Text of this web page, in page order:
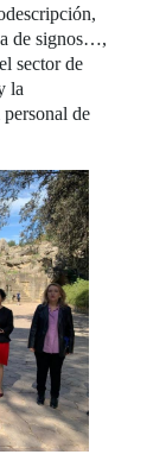
de signos…,
sector de
la
de